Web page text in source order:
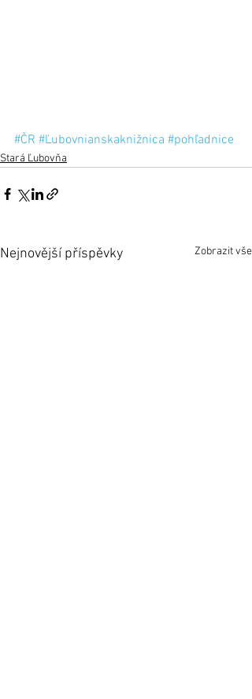
#ČR #Ľubovnianskaknižnica #pohľadnice
Stará Ľubovňa
Nejnovější příspěvky Zobrazit vše